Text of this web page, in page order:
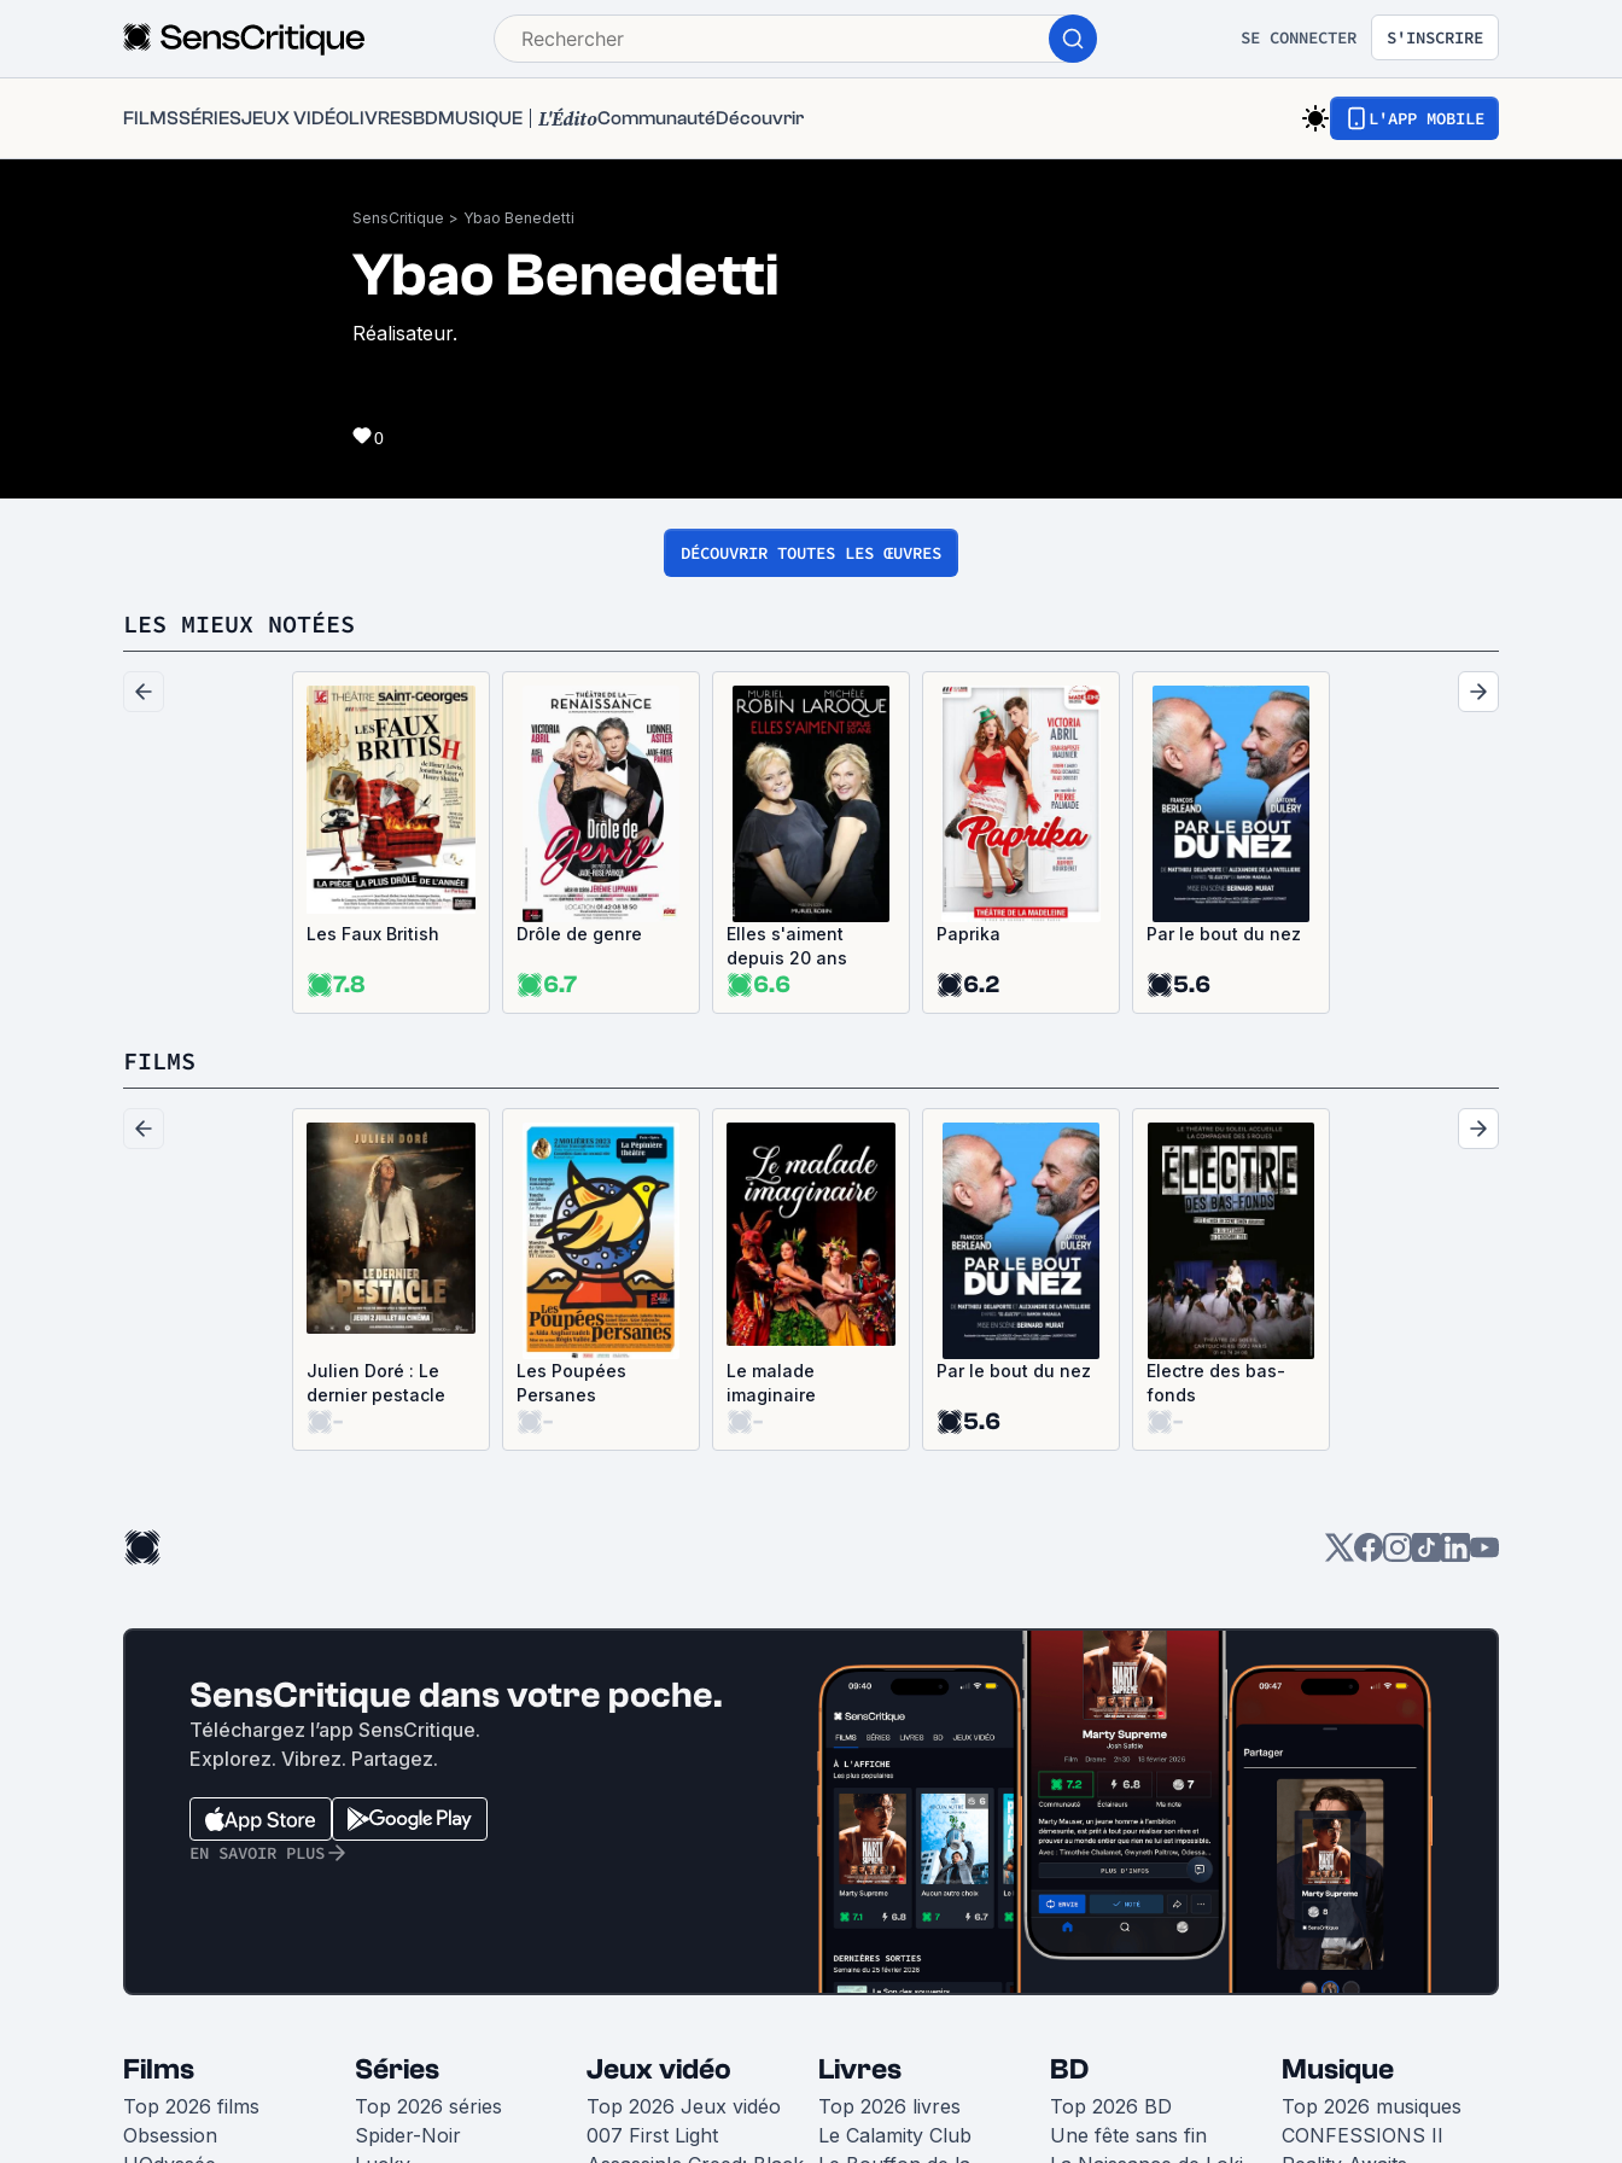
SE CONNECTER S'INSCRIRE
FILMSSÉRIESJEUX VIDÉOLIVRESBDMUSIQUE L'ÉditoCommunautéDécouvrir L'APP MOBILE
SensCritique > Ybao Benedetti
Ybao Benedetti
Réalisateur.
0
DÉCOUVRIR TOUTES LES ŒUVRES
LES MIEUX NOTÉES
Les Faux British
7.8
Drôle de genre
6.7
Elles s'aiment
depuis 20 ans
6.6
Paprika
6.2
Par le bout du nez
5.6
FILMS
Julien Doré : Le
dernier pestacle
-
Les Poupées
Persanes
-
Le malade
imaginaire
-
Par le bout du nez
5.6
Electre des bas-
fonds
-
SensCritique dans votre poche.
Téléchargez l’app SensCritique.
Explorez. Vibrez. Partagez.
EN SAVOIR PLUS
Films
Top 2026 films
Obsession
Séries
Top 2026 séries
Spider-Noir
Jeux vidéo
Top 2026 Jeux vidéo
007 First Light
Livres
Top 2026 livres
Le Calamity Club
BD
Top 2026 BD
Une fête sans fin
Musique
Top 2026 musiques
CONFESSIONS II